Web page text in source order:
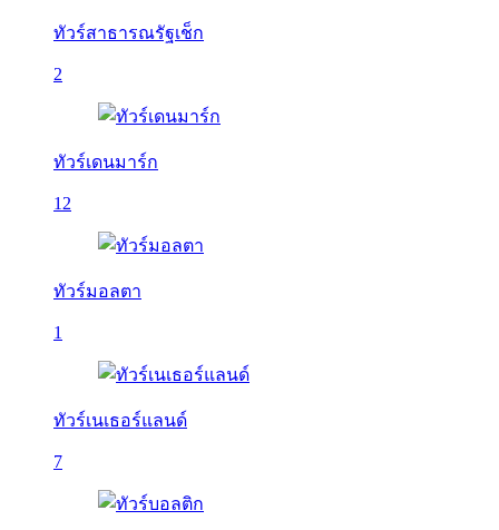
ทัวร์สาธารณรัฐเช็ก
2
ทัวร์เดนมาร์ก
12
ทัวร์มอลตา
1
ทัวร์เนเธอร์แลนด์
7